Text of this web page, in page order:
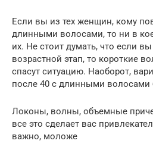
Если вы из тех женщин, кому
длинными волосами, то ни в
их. Не стоит думать, что если
возрастной этап, то короткие
спасут ситуацию. Наоборот,
после 40 с длинными волосами
Локоны, волны, объемные
все это сделает вас
важно, моложе